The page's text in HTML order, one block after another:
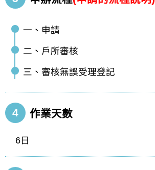
一、申請
二、戶所審核
三、審核無誤受理登記
4 作業天數
6日